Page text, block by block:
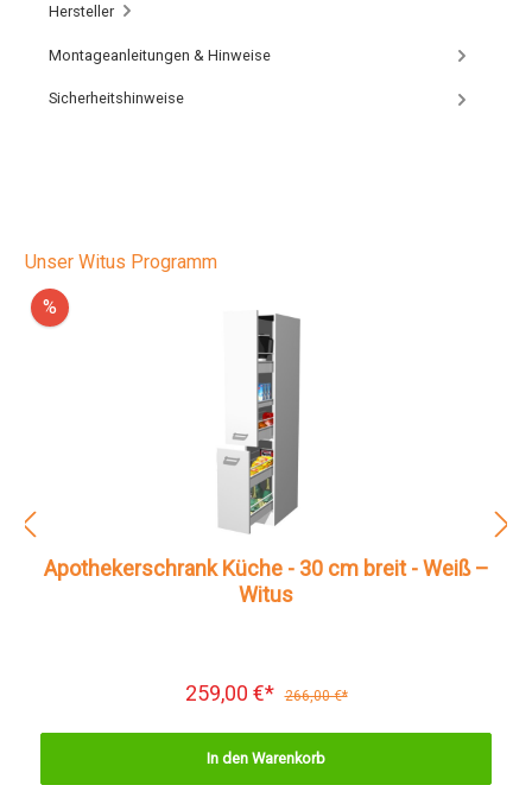
Hersteller
Montageanleitungen & Hinweise
Sicherheitshinweise
Unser Witus Programm
%
Apothekerschrank Küche - 30 cm breit - Weiß –
Witus
259,00 €* 266,00 €*
In den Warenkorb